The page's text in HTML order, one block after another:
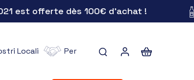
est offerte dès 100€ d'achat !
Locali Per